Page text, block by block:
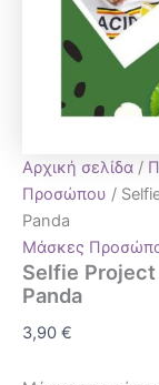
Αρχική σελίδα /
Προσώπου /
Panda
Μάσκες
Selfie
Panda
3,90 €